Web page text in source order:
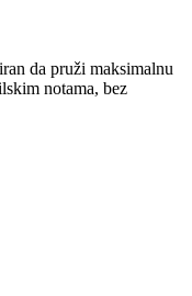
da pruži maksimalnu
notama, bez